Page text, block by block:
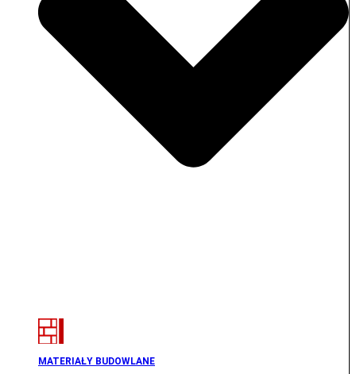
MATERIAŁY BUDOWLANE